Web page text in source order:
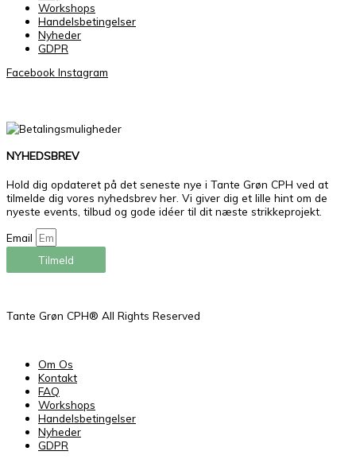
Workshops
Handelsbetingelser
Nyheder
GDPR
Facebook Instagram
NYHEDSBREV
Hold dig opdateret på det seneste nye i Tante Grøn CPH ved at
tilmelde dig vores nyhedsbrev her. Vi giver dig et lille hint om de
nyeste events, tilbud og gode idéer til dit næste strikkeprojekt.
Email
Tilmeld
Tante Grøn CPH® All Rights Reserved
Om Os
Kontakt
FAQ
Workshops
Handelsbetingelser
Nyheder
GDPR